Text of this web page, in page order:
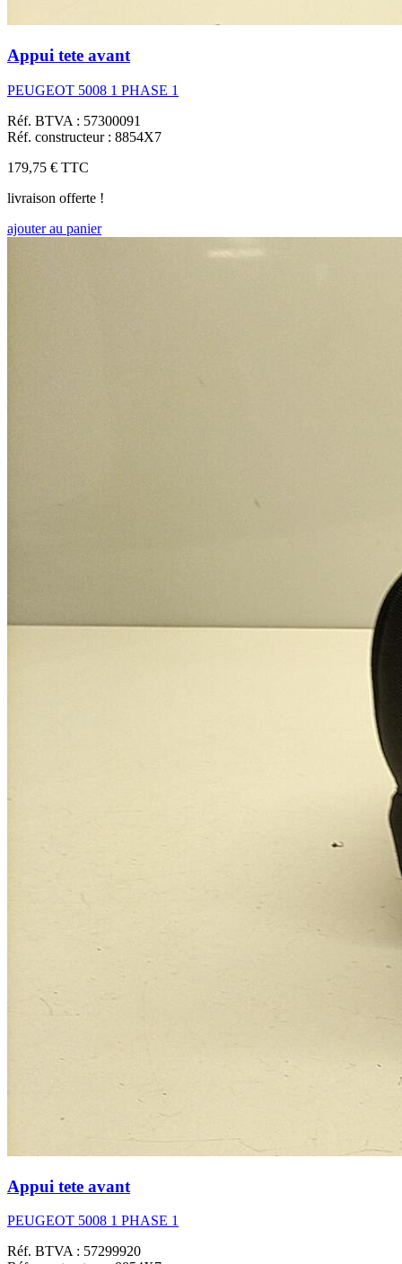
Appui tete avant
PEUGEOT 5008 1 PHASE 1
Réf. BTVA : 57300091
Réf. constructeur : 8854X7
179,75 € TTC
livraison offerte !
ajouter au panier
Appui tete avant
PEUGEOT 5008 1 PHASE 1
Réf. BTVA : 57299920